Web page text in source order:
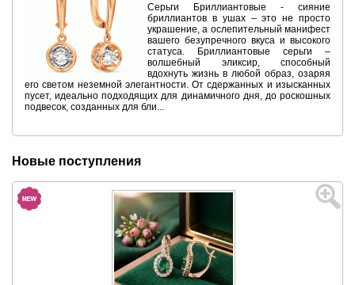
Серьги Бриллиантовые - сияние
бриллиантов в ушах – это не просто
украшение, а ослепительный манифест
вашего безупречного вкуса и высокого
статуса. Бриллиантовые серьги –
волшебный эликсир, способный
вдохнуть жизнь в любой образ, озаряя
его светом неземной элегантности. От сдержанных и изысканных
пусет, идеально подходящих для динамичного дня, до роскошных
подвесок, созданных для бли...
Новые поступления